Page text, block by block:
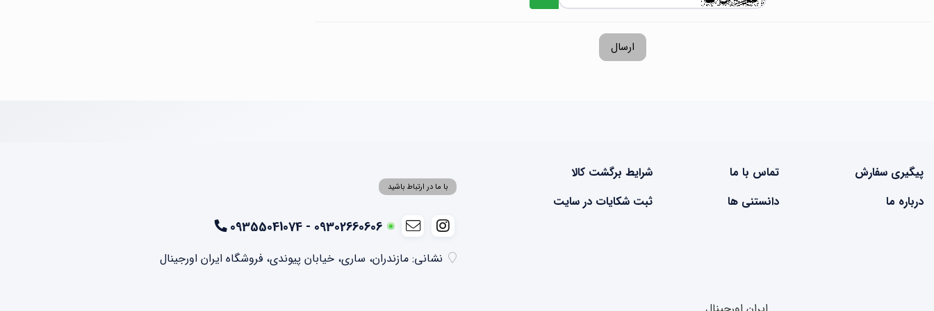
ارسال
پیگیری سفارش تماس با ما
شرایط برگشت کالا
درباره ما
دانستنی ها ثبت شکایات در سایت
با ما در ارتباط باشید
09302660606 - 09355041074
نشانی: مازندران، ساری، خیابان پیوندی، فروشگاه ایران اورجینال